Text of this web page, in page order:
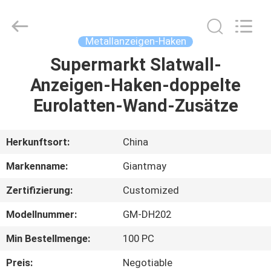
PRODUKTE
ÜBER
UNS
FABRIK-
AUSFLUG
QUALITÄTSKONTROLLE
Metallanzeigen-Haken
Supermarkt Slatwall-
Anzeigen-Haken-doppelte
Eurolatten-Wand-Zusätze
Herkunftsort:
China
Markenname:
Giantmay
Zertifizierung:
Customized
Modellnummer:
GM-DH202
Min Bestellmenge:
100 PC
Preis:
Negotiable